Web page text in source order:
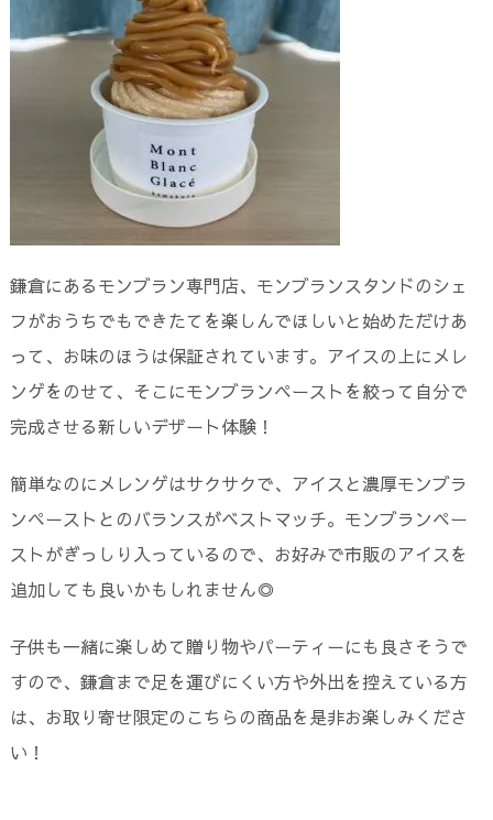
鎌倉にあるモンブラン専門店、モンブランスタンドのシェ
フがおうちでもできたてを楽しんでほしいと始めただけあ
って、お味のほうは保証されています。アイスの上にメレ
ンゲをのせて、そこにモンブランペーストを絞って自分で
完成させる新しいデザート体験！
簡単なのにメレンゲはサクサクで、アイスと濃厚モンブラ
ンペーストとのバランスがベストマッチ。モンブランペー
ストがぎっしり入っているので、お好みで市販のアイスを
追加しても良いかもしれません◎
子供も一緒に楽しめて贈り物やパーティーにも良さそうで
すので、鎌倉まで足を運びにくい方や外出を控えている方
は、お取り寄せ限定のこちらの商品を是非お楽しみくださ
い！